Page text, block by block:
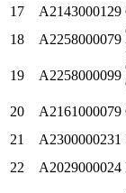
17
A2143000129
18
A2258000079
19 A2258000099
20 A2161000079
21
A2300000231
22
A2029000024